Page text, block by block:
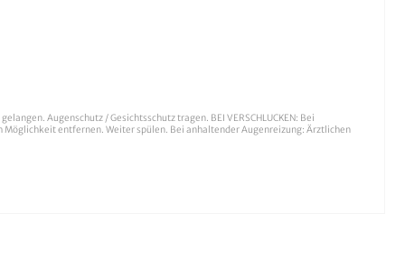
Augenschutz / Gesichtsschutz tragen. BEI VERSCHLUCKEN: Bei
Möglichkeit entfernen. Weiter spülen. Bei anhaltender Augenreizung: Ärztlichen